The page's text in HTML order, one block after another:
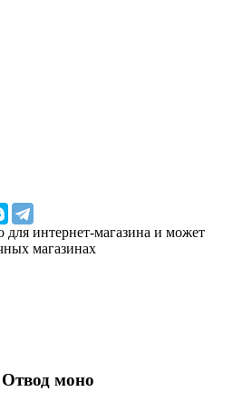
для интернет-магазина и может
магазинах
Отвод моно